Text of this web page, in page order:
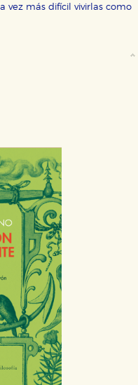
vez más difícil vivirlas como